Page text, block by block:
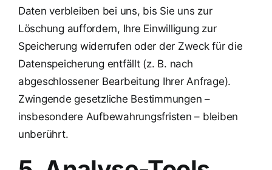
Daten verbleiben bei uns, bis Sie uns zur
Löschung auffordern, Ihre Einwilligung zur
Speicherung widerrufen oder der Zweck für die
Datenspeicherung entfällt (z. B. nach
abgeschlossener Bearbeitung Ihrer Anfrage).
Zwingende gesetzliche Bestimmungen –
insbesondere Aufbewahrungsfristen – bleiben
unberührt.